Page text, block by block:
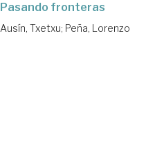
Pasando fronteras
Ausín, Txetxu; Peña, Lorenzo